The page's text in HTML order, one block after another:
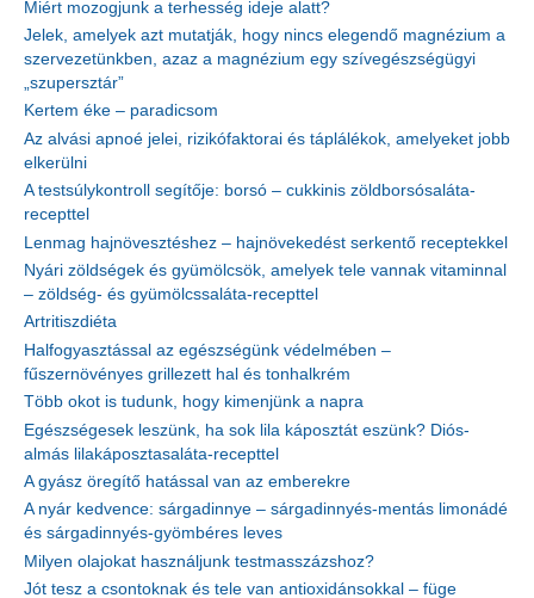
Miért mozogjunk a terhesség ideje alatt?
Jelek, amelyek azt mutatják, hogy nincs elegendő magnézium a
szervezetünkben, azaz a magnézium egy szívegészségügyi
„szupersztár”
Kertem éke – paradicsom
Az alvási apnoé jelei, rizikófaktorai és táplálékok, amelyeket jobb
elkerülni
A testsúlykontroll segítője: borsó – cukkinis zöldborsósaláta-
recepttel
Lenmag hajnövesztéshez – hajnövekedést serkentő receptekkel
Nyári zöldségek és gyümölcsök, amelyek tele vannak vitaminnal
– zöldség- és gyümölcssaláta-recepttel
Artritiszdiéta
Halfogyasztással az egészségünk védelmében –
fűszernövényes grillezett hal és tonhalkrém
Több okot is tudunk, hogy kimenjünk a napra
Egészségesek leszünk, ha sok lila káposztát eszünk? Diós-
almás lilakáposztasaláta-recepttel
A gyász öregítő hatással van az emberekre
A nyár kedvence: sárgadinnye – sárgadinnyés-mentás limonádé
és sárgadinnyés-gyömbéres leves
Milyen olajokat használjunk testmasszázshoz?
Jót tesz a csontoknak és tele van antioxidánsokkal – füge